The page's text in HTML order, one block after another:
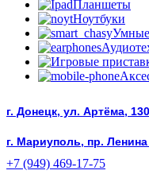
Планшеты
Ноутбуки
Умные
г. Донецк, ул. Артёма,
г. Мариуполь, пр.
+7 (949) 469-17-75